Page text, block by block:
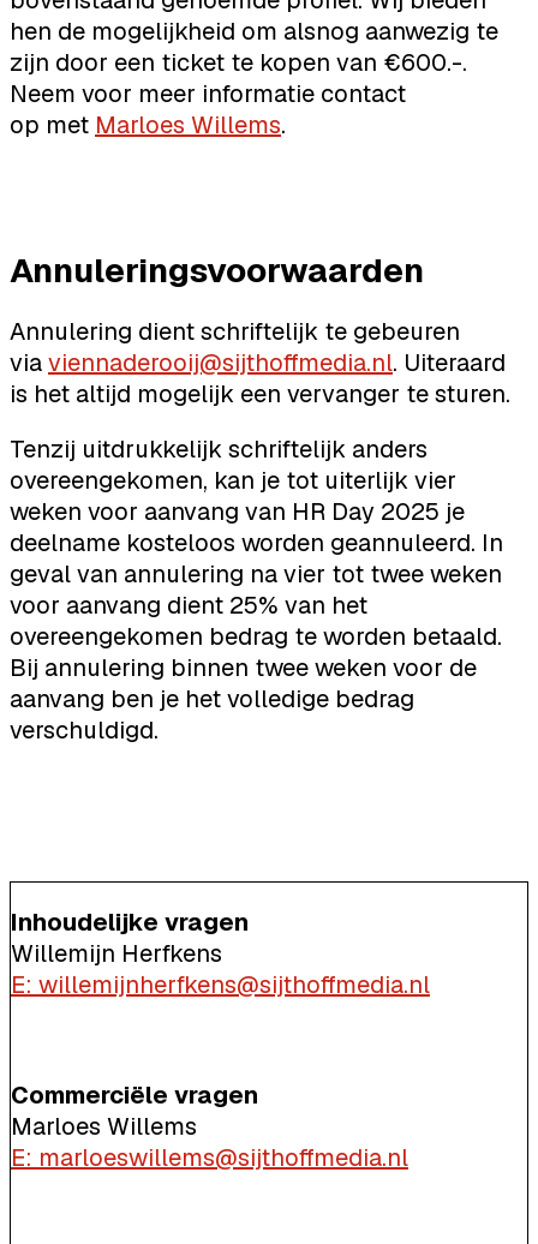
hen de mogelijkheid om alsnog aanwezig te
zijn door een ticket te kopen van €600.-.
Neem voor meer informatie contact
op met Marloes Willems.
Annuleringsvoorwaarden
Annulering dient schriftelijk te gebeuren
viaviennaderooij@sijthoffmedia.nl. Uiteraard
is het altijd mogelijk een vervanger te sturen.
Tenzij uitdrukkelijk schriftelijk anders
overeengekomen, kan je tot uiterlijk vier
weken voor aanvang van HR Day 2025 je
deelname kosteloos worden geannuleerd. In
geval van annulering na vier tot twee weken
voor aanvang dient 25% van het
overeengekomen bedrag te worden betaald.
Bij annulering binnen twee weken voor de
aanvang ben je het volledige bedrag
verschuldigd.
Inhoudelijke vragen
Willemijn Herfkens
E: willemijnherfkens@sijthoffmedia.nl
Commerciële vragen
Marloes Willems
E: marloeswillems@sijthoffmedia.nl